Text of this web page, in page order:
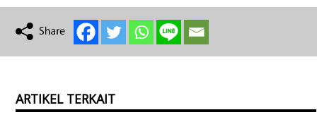
ARTIKEL TERKAIT